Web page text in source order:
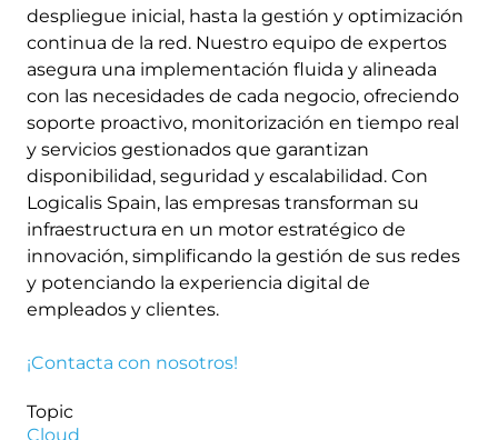
despliegue inicial, hasta la gestión y optimización
continua de la red. Nuestro equipo de expertos
asegura una implementación fluida y alineada
con las necesidades de cada negocio, ofreciendo
soporte proactivo, monitorización en tiempo real
y servicios gestionados que garantizan
disponibilidad, seguridad y escalabilidad. Con
Logicalis Spain, las empresas transforman su
infraestructura en un motor estratégico de
innovación, simplificando la gestión de sus redes
y potenciando la experiencia digital de
empleados y clientes.
¡Contacta con nosotros!
Topic
Cloud